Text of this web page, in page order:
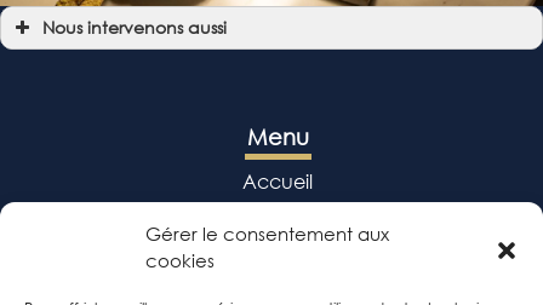
Gérer le consentement aux
cookies
Nous intervenons aussi
Restaurant Place Gambetta
Restaurant Place du Parlement
Menu
Accueil
Jazz & soirées